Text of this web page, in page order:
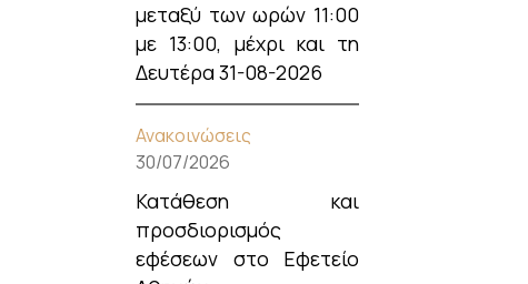
μεταξύ των ωρών 11:00
με 13:00, μέχρι και τη
Δευτέρα 31-08-2026
Ανακοινώσεις
30/07/2026
Κατάθεση και
προσδιορισμός
εφέσεων στο Εφετείο